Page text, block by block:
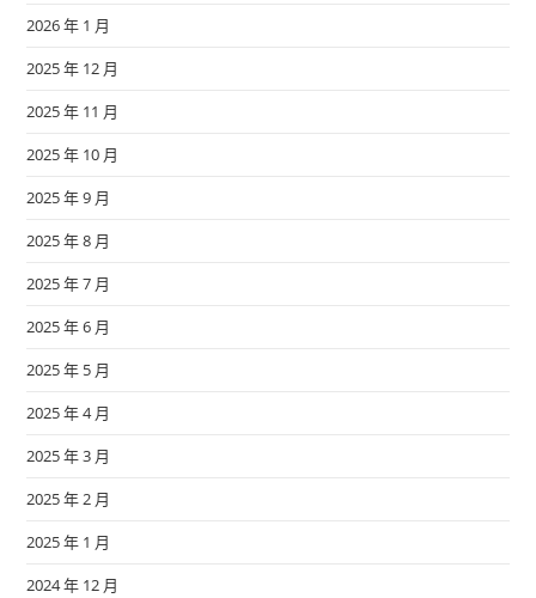
2026 年 1 月
2025 年 12 月
2025 年 11 月
2025 年 10 月
2025 年 9 月
2025 年 8 月
2025 年 7 月
2025 年 6 月
2025 年 5 月
2025 年 4 月
2025 年 3 月
2025 年 2 月
2025 年 1 月
2024 年 12 月